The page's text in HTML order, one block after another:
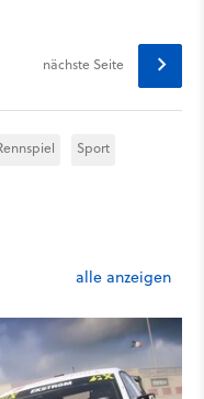
nächste Seite
Sport
alle anzeigen